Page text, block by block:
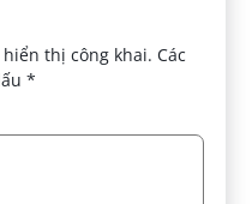
thị công khai. Các
*